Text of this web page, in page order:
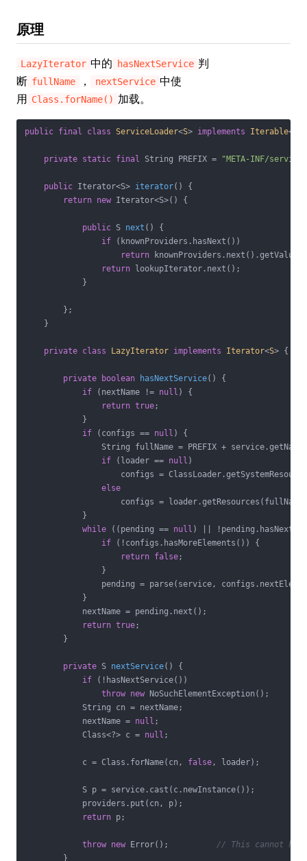
原理
LazyIterator 中的 hasNextService 判
断 fullName ， nextService 中使
用
Class.forName() 加载。
public final class ServiceLoader<S> implements Iterable<
private static final String PREFIX = "META-INF/
public Iterator<S> iterator()
{
return new Iterator<S>() {
public S next ()
{
if (knownProviders.hasNext())
return
return lookupIterator.next();
            }
        };
    }
private class LazyIterator implements Iterator<S> {
private boolean hasNextService()
{
if (nextName != null ) {
return true;
            }
if (configs == null ) {
String fullName = PREFIX +
if (loader == null )
configs =
else
configs =
            }
while ((pending == null ) ||
if (!configs.hasMoreElements()) {
return false;
                }
pending = parse(service,
            }
            nextName = pending.next();
return true;
        }
private S nextService()
{
if (!hasNextService())
throw new NoSuchElementException();
            String cn = nextName;
            nextName =
null ;
            Class<?> c =
null ;
            c = Class.forName(cn,
false, loader);
            S p = service.cast(c.newInstance());
            providers.put(cn, p);
return p;
throw new Error(); // This cannot
        }